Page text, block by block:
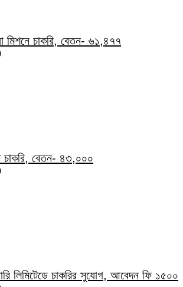
মিশনে চাকরি, বেতন- ৬১,৪৭৭
বেতন- ৪৩,০০০
লিমিটেডে চাকরির সুযোগ, আবেদন ফি ১৫০০